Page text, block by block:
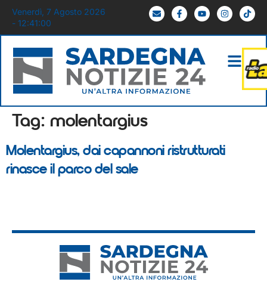
Venerdì, 7 Agosto 2026
- 12:41:00
Tag: molentargius
Molentargius, dai capannoni ristrutturati
rinasce il parco del sale